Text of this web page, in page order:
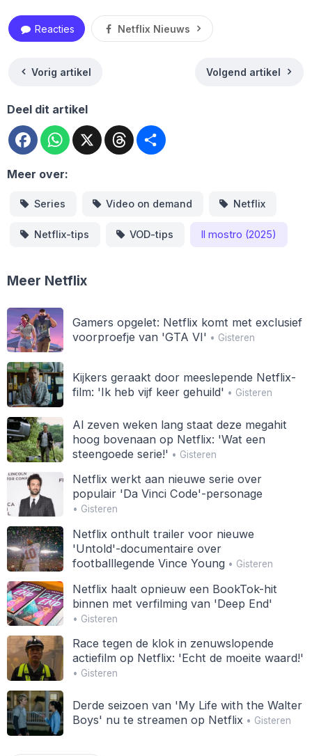
Reacties Netflix Nieuws
Vorig artikel Volgend artikel
Deel dit artikel
FacebookWhatsApp
X Threads
Meer over:
Series Video on demand Netflix
Netflix-tips VOD-tips Il mostro (2025)
Meer Netflix
Gamers opgelet: Netflix komt met exclusief
voorproefje van 'GTA VI' • Gisteren
Kijkers geraakt door meeslepende Netflix-
film: 'Ik heb vijf keer gehuild' • Gisteren
Al zeven weken lang staat deze megahit
hoog bovenaan op Netflix: 'Wat een
steengoede serie!' • Gisteren
Netflix werkt aan nieuwe serie over
populair 'Da Vinci Code'-personage
• Gisteren
Netflix onthult trailer voor nieuwe
'Untold'-documentaire over
footballlegende Vince Young• Gisteren
Netflix haalt opnieuw een BookTok-hit
binnen met verfilming van 'Deep End'
• Gisteren
Race tegen de klok in zenuwslopende
actiefilm op Netflix: 'Echt de moeite waard!'
• Gisteren
Derde seizoen van 'My Life with the Walter
Boys' nu te streamen op Netflix• Gisteren